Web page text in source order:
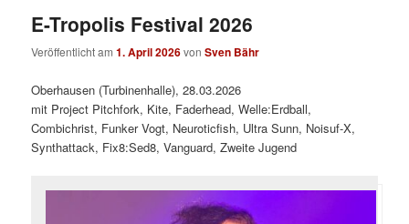
E-Tropolis Festival 2026
Veröffentlicht am1. April 2026vonSven Bähr
Oberhausen (Turbinenhalle), 28.03.2026
mit Project Pitchfork, Kite, Faderhead, Welle:Erdball,
Combichrist, Funker Vogt, Neuroticfish, Ultra Sunn, Noisuf-X,
Synthattack, Fix8:Sed8, Vanguard, Zweite Jugend